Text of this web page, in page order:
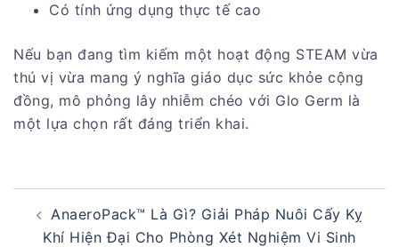
Có tính ứng dụng thực tế cao
Nếu bạn đang tìm kiếm một hoạt động STEAM vừa
thú vị vừa mang ý nghĩa giáo dục sức khỏe cộng
đồng, mô phỏng lây nhiễm chéo với Glo Germ là
một lựa chọn rất đáng triển khai.
navigation
AnaeroPack™ Là Gì? Giải Pháp Nuôi Cấy Kỵ
Khí Hiện Đại Cho Phòng Xét Nghiệm Vi Sinh